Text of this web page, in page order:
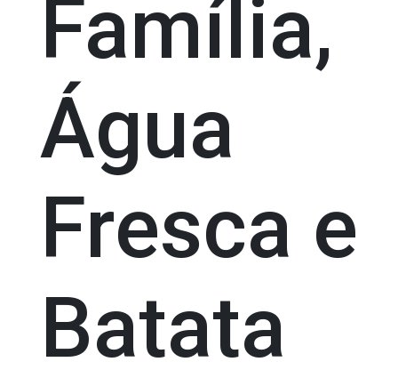
Família,
Água
Fresca e
Batata